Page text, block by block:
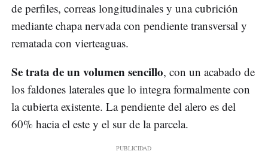
de perfiles, correas longitudinales y una cubrición
mediante chapa nervada con pendiente transversal y
rematada con vierteaguas.
Se trata de un volumen sencillo, con un acabado de
los faldones laterales que lo integra formalmente con
la cubierta existente. La pendiente del alero es del
60% hacia el este y el sur de la parcela.